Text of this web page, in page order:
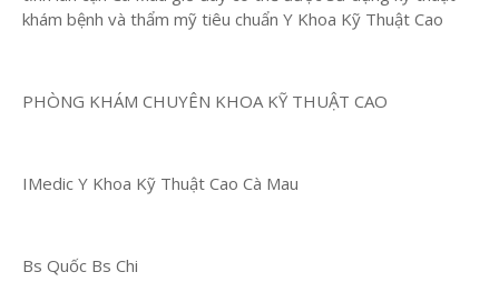
khám bệnh và thẩm mỹ tiêu chuẩn Y Khoa Kỹ Thuật Cao
PHÒNG KHÁM CHUYÊN KHOA KỸ THUẬT CAO
IMedic Y Khoa Kỹ Thuật Cao Cà Mau
Bs Quốc Bs Chi